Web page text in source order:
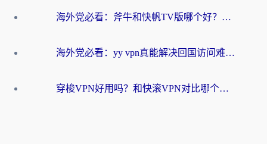
海外党必看：斧牛和快帆TV版哪个好？3分钟选对回国加速器，无缝刷B站、追热剧
海外党必看：yy vpn真能解决回国访问难题？附云极initap测评+免费方案对比
穿梭VPN好用吗？和快滚VPN对比哪个回国效果更好？海外党选回国加速器必看指南